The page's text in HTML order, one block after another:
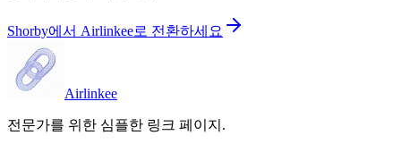
Shorby에서 Airlinkee로 전환하세요
Airlinkee
전문가를 위한 심플한 링크 페이지.